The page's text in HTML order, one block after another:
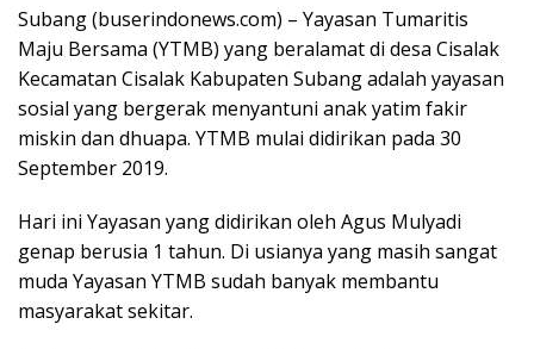
Subang (buserindonews.com) – Yayasan Tumaritis
Maju Bersama (YTMB) yang beralamat di desa Cisalak
Kecamatan Cisalak Kabupaten Subang adalah yayasan
sosial yang bergerak menyantuni anak yatim fakir
miskin dan dhuapa. YTMB mulai didirikan pada 30
September 2019.
Hari ini Yayasan yang didirikan oleh Agus Mulyadi
genap berusia 1 tahun. Di usianya yang masih sangat
muda Yayasan YTMB sudah banyak membantu
masyarakat sekitar.